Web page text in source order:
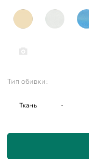
Тип обивки:
Ткань -